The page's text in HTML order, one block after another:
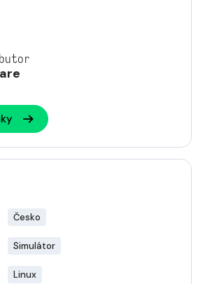
Česko
Simulátor
Linux